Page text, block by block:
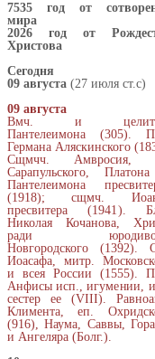
7535 год от
мира
2026 год от
Христова
Сегодня
09 августа (27 июля ст.с)
09 августа
Вмч. и
Пантелеимона (305).
Германа Аляскинского
Сщмчч. Амвросия,
Сарапульского,
Пантелеимона
(1918); сщмч.
пресвитера (1941).
Николая Кочанова,
ради
Новгородского (1392).
Иоасафа, митр.
и всея России (1555).
Анфисы исп., игумении,
сестер ее (VIII).
Климента, еп.
(916), Наума, Саввы,
и Ангеляра (Болг.).